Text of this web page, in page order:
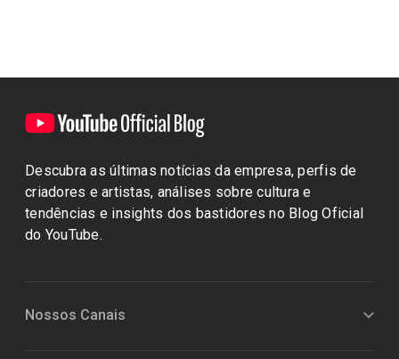
Descubra as últimas notícias da empresa, perfis de
criadores e artistas, análises sobre cultura e
tendências e insights dos bastidores no Blog Oficial
do YouTube.
Nossos Canais